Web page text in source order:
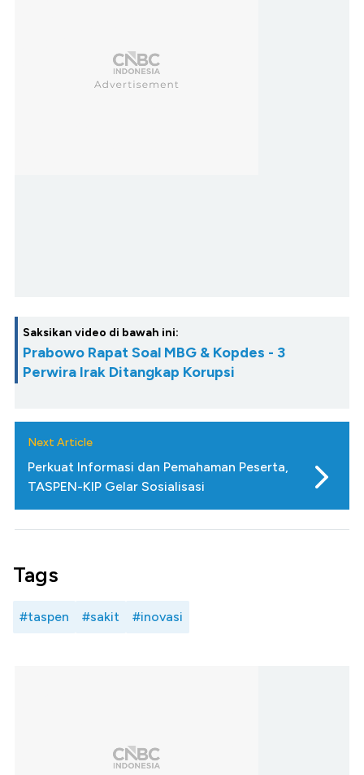
Saksikan video di bawah ini:
Prabowo Rapat Soal MBG & Kopdes - 3
Perwira Irak Ditangkap Korupsi
Next Article
Perkuat Informasi dan Pemahaman Peserta,
TASPEN-KIP Gelar Sosialisasi
Tags
#taspen #sakit #inovasi